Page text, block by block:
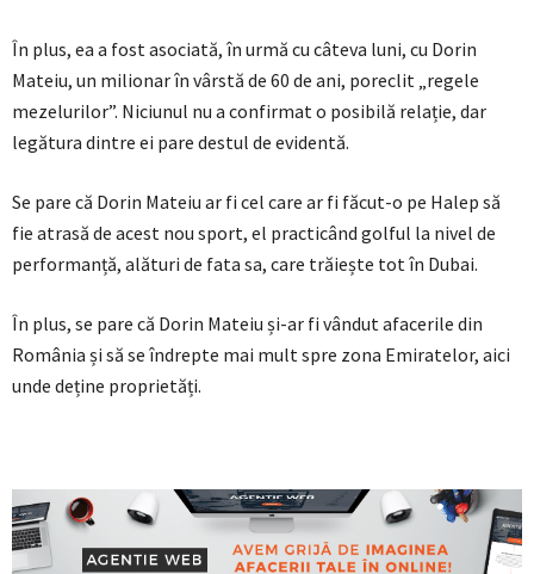
În plus, ea a fost asociată, în urmă cu câteva luni, cu Dorin
Mateiu, un milionar în vârstă de 60 de ani, poreclit „regele
mezelurilor”. Niciunul nu a confirmat o posibilă relație, dar
legătura dintre ei pare destul de evidentă.
Se pare că Dorin Mateiu ar fi cel care ar fi făcut-o pe Halep să
fie atrasă de acest nou sport, el practicând golful la nivel de
performanță, alături de fata sa, care trăiește tot în Dubai.
În plus, se pare că Dorin Mateiu și-ar fi vândut afacerile din
România și să se îndrepte mai mult spre zona Emiratelor, aici
unde deține proprietăți.